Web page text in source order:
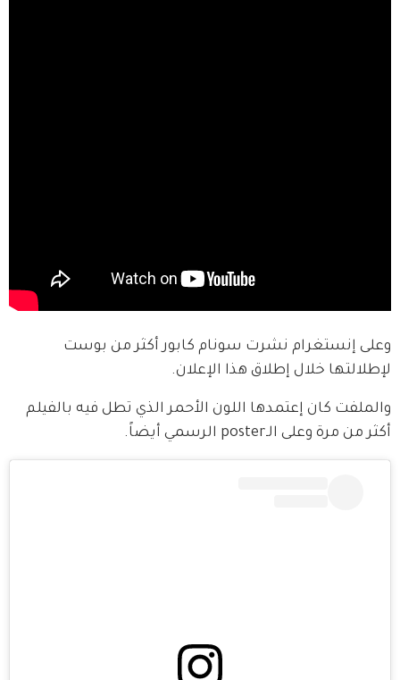
وعلى إنستغرام نشرت سونام كابور أكثر من بوست
لإطلالتها خلال إطلاق هذا الإعلان.
والملفت كان إعتمدها اللون الأحمر الذي تطل فيه بالفيلم
أكثر من مرة وعلى الـposter الرسمي أيضاً.